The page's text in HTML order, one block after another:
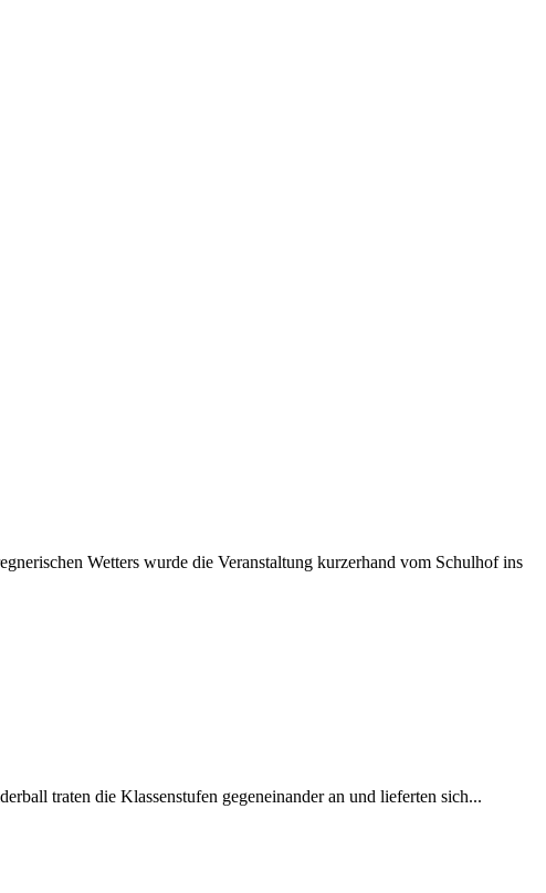
Wetters wurde die Veranstaltung kurzerhand vom Schulhof ins
traten die Klassenstufen gegeneinander an und lieferten sich...